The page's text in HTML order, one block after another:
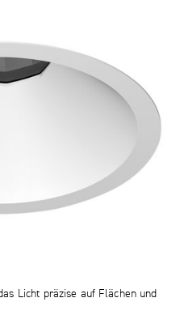
Licht präzise auf Flächen und